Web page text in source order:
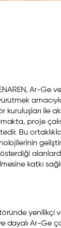
ENAREN, Ar-Ge
kuruluşları ile
proje
Bu
katkı
yenilikçi
dayalı Ar-Ge